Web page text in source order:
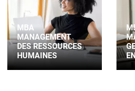
MBA
MANAGEMENT
DES RESSOURCES
HUMAINES